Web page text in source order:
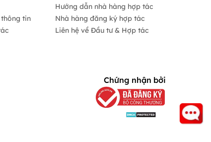
tin
Hướng dẫn nhà hàng hợp tác
Nhà hàng đăng ký hợp tác
Liên hệ về Đầu tư & Hợp tác
Chứng nhận bởi